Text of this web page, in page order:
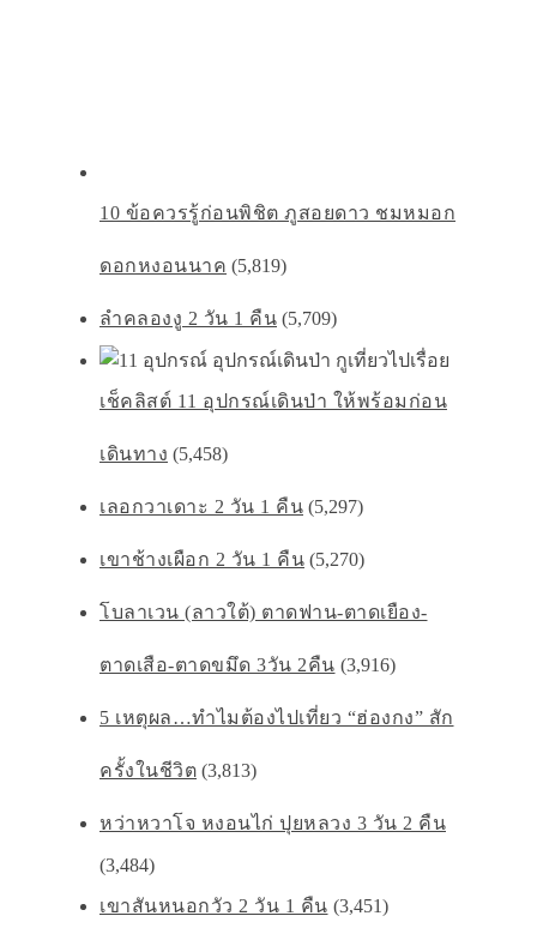
10 ข้อควรรู้ก่อนพิชิต ภูสอยดาว ชมหมอก
ดอกหงอนนาค (5,819)
ลำคลองงู 2 วัน 1 คืน (5,709)
เช็คลิสต์ 11 อุปกรณ์เดินป่า ให้พร้อมก่อน
เดินทาง (5,458)
เลอกวาเดาะ 2 วัน 1 คืน (5,297)
เขาช้างเผือก 2 วัน 1 คืน (5,270)
โบลาเวน (ลาวใต้) ตาดฟาน-ตาดเยือง-
ตาดเสือ-ตาดขมึด 3วัน 2คืน (3,916)
5 เหตุผล…ทำไมต้องไปเที่ยว “ฮ่องกง” สัก
ครั้งในชีวิต (3,813)
หว่าหวาโจ หงอนไก่ ปุยหลวง 3 วัน 2 คืน
(3,484)
เขาสันหนอกวัว 2 วัน 1 คืน (3,451)